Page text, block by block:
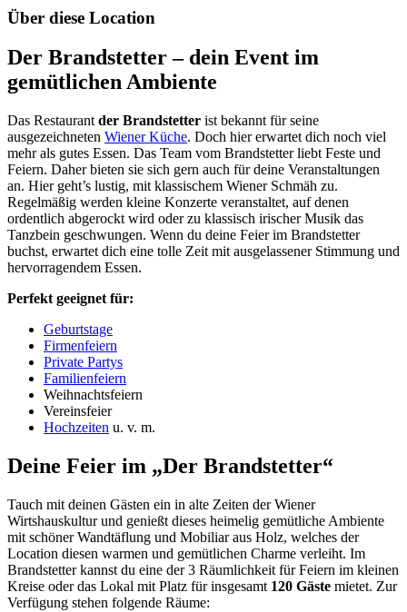
Über diese Location
Der Brandstetter – dein Event im
gemütlichen Ambiente
Das Restaurant der Brandstetter ist bekannt für seine
ausgezeichneten Wiener Küche. Doch hier erwartet dich noch viel
mehr als gutes Essen. Das Team vom Brandstetter liebt Feste und
Feiern. Daher bieten sie sich gern auch für deine Veranstaltungen
an. Hier geht’s lustig, mit klassischem Wiener Schmäh zu.
Regelmäßig werden kleine Konzerte veranstaltet, auf denen
ordentlich abgerockt wird oder zu klassisch irischer Musik das
Tanzbein geschwungen. Wenn du deine Feier im Brandstetter
buchst, erwartet dich eine tolle Zeit mit ausgelassener Stimmung und
hervorragendem Essen.
Perfekt geeignet für:
Geburtstage
Firmenfeiern
Private Partys
Familienfeiern
Weihnachtsfeiern
Vereinsfeier
Hochzeiten u. v. m.
Deine Feier im „Der Brandstetter“
Tauch mit deinen Gästen ein in alte Zeiten der Wiener
Wirtshauskultur und genießt dieses heimelig gemütliche Ambiente
mit schöner Wandtäflung und Mobiliar aus Holz, welches der
Location diesen warmen und gemütlichen Charme verleiht. Im
Brandstetter kannst du eine der 3 Räumlichkeit für Feiern im kleinen
Kreise oder das Lokal mit Platz für insgesamt 120 Gäste mietet. Zur
Verfügung stehen folgende Räume: